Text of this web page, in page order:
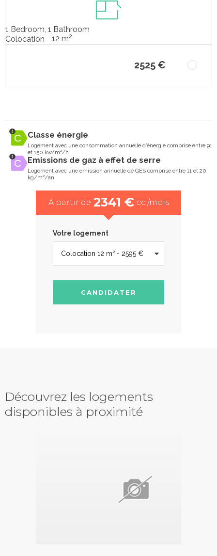
1 Bedroom, 1 Bathroom
Colocation
12 m2
2525 €
Classe énergie
Logement avec une consommation annuelle d’énergie comprise entre 91
et 150 kw/m²/h
Emissions de gaz à effet de serre
Logement avec une emission annuelle de GES comprise entre 11 et 20
kg/m²/an
À partir de 2341 € cc /mois
Votre logement
CANDIDATER
Découvrez les logements
disponibles à proximité